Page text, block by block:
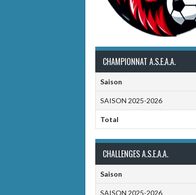
CHAMPIONNAT A.S.E.A.A.
Saison
SAISON 2025-2026
Total
CHALLENGES A.S.E.A.A.
Saison
SAISON 2025-2026